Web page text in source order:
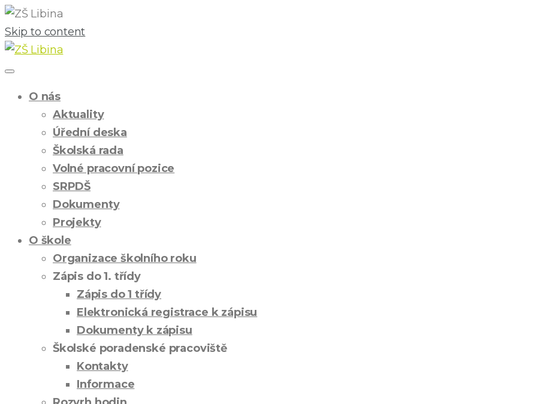
Skip to content
O nás
Aktuality
Úřední deska
Školská rada
Volné pracovní pozice
SRPDŠ
Dokumenty
Projekty
O škole
Organizace školního roku
Zápis do 1. třídy
Zápis do 1 třídy
Elektronická registrace k zápisu
Dokumenty k zápisu
Školské poradenské pracoviště
Kontakty
Informace